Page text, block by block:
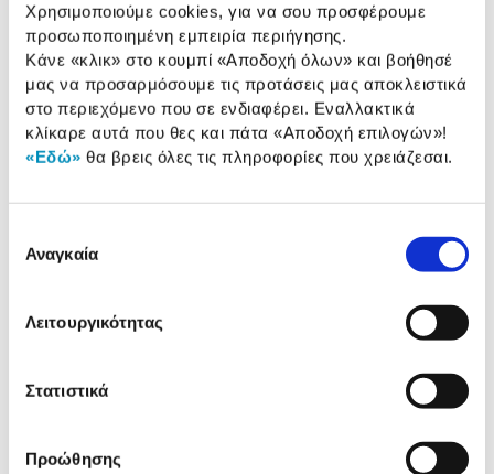
Χρησιμοποιούμε cookies, για να σου προσφέρουμε
προσωποποιημένη εμπειρία περιήγησης.
Κάνε «κλικ» στο κουμπί «Αποδοχή όλων» και βοήθησέ
μας να προσαρμόσουμε τις προτάσεις μας αποκλειστικά
στο περιεχόμενο που σε ενδιαφέρει. Εναλλακτικά
κλίκαρε αυτά που θες και πάτα «Αποδοχή επιλογών»!
«Εδώ» θα βρεις όλες τις πληροφορίες που χρειάζεσαι.
συγκατάθεσης
Αναγκαία
Λειτουργικότητας
Στατιστικά
Προώθησης
ερμάριο είδικα σχεδιασμένο για στυλ και υψηλή
αισθητική.
Χαρακτηριστικά
Κατηγορία: Eρμάρια
Αναλυτική παρουσίαση
Προδιαγραφές
Χαρακτηριστικά
Αξιολογήσεις